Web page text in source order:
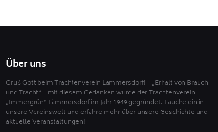
Über uns
Grüß Gott beim Trachtenverein Lämmersdorf! – „Erhalt von Brauch
und Tracht“ – mit diesem Gedanken würde der Trachtenverein
„Immergrün“ Lämmersdorf im Jahr 1949 gegründet. Tauche ein in
unsere Vereinswelt und erfahre mehr über unsere Geschichte und
aktuelle Veranstaltungen!